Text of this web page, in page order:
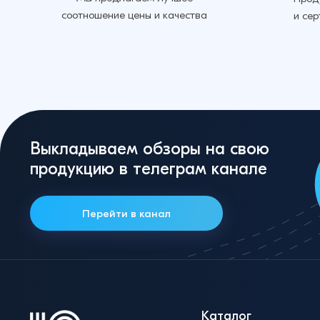
соотношение цены и качества
и
Выкладываем обзоры на свою
продукцию в телеграм канале
Перейти в канал
Каталог